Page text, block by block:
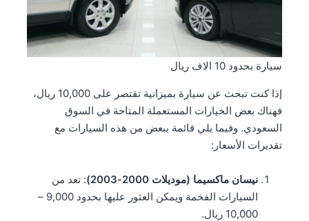
سيارة بحدود 10 الاف ريال
إذا كنت تبحث عن سيارة بميزانية تقتصر على 10,000 ريال،
فهناك بعض الخيارات المستعملة المتاحة في السوق
السعودي. وفيما يلي قائمة ببعض من هذه السيارات مع
تقديرات الأسعار:
نيسان ماكسيما (موديلات 2000-2003)
: تعد من
السيارات الفخمة ويمكن العثور عليها بحدود 9,000 –
10,000 ريال.